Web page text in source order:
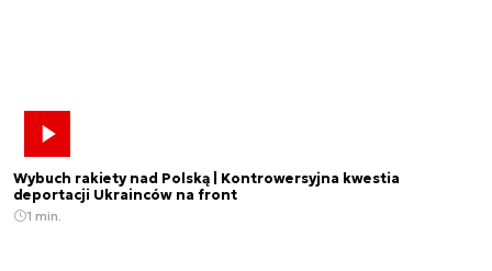
Wybuch rakiety nad Polską | Kontrowersyjna kwestia
deportacji Ukrainców na front
1 min.